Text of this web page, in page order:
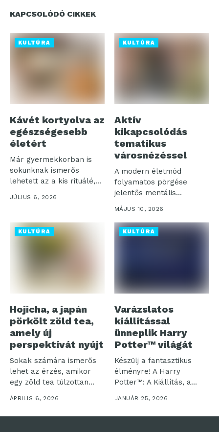
KAPCSOLÓDÓ CIKKEK
KULTÚRA
Kávét kortyolva az
egészségesebb
életért
Már gyermekkorban is
sokunknak ismerős
lehetett az a kis rituálé,
amikor a...
JÚLIUS 6, 2026
KULTÚRA
Aktív
kikapcsolódás
tematikus
városnézéssel
A modern életmód
folyamatos pörgése
jelentős mentális
terhelést jelent, amit a
MÁJUS 10, 2026
KULTÚRA
Hojicha, a japán
pörkölt zöld tea,
amely új
perspektívát nyújt
Sokak számára ismerős
lehet az érzés, amikor
egy zöld tea túlzottan
„füves”...
ÁPRILIS 6, 2026
KULTÚRA
Varázslatos
kiállítással
ünneplik Harry
Potter™ világát
Készülj a fantasztikus
élményre! A Harry
Potter™: A Kiállítás, a
Harry Potter...
JANUÁR 25, 2026